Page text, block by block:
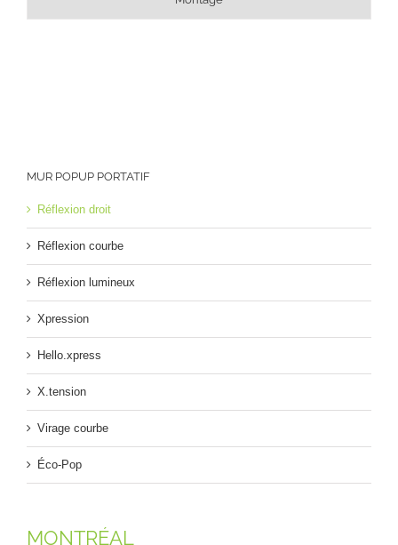
MUR POPUP PORTATIF
Réflexion droit
Réflexion courbe
Réflexion lumineux
Xpression
Hello.xpress
X.tension
Virage courbe
Éco-Pop
MONTRÉAL